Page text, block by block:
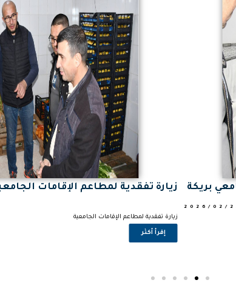
2026/02/24
احتفال بذكرى يوم الشهيد (18 فيفري)
احتفال بذكرى يوم الشهيد (18 فيفري)
إقرأ أكثر